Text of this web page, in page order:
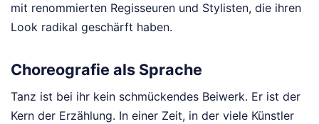
mit renommierten Regisseuren und Stylisten, die ihren
Look radikal geschärft haben.
Choreografie als Sprache
Tanz ist bei ihr kein schmückendes Beiwerk. Er ist der
Kern der Erzählung. In einer Zeit, in der viele Künstler